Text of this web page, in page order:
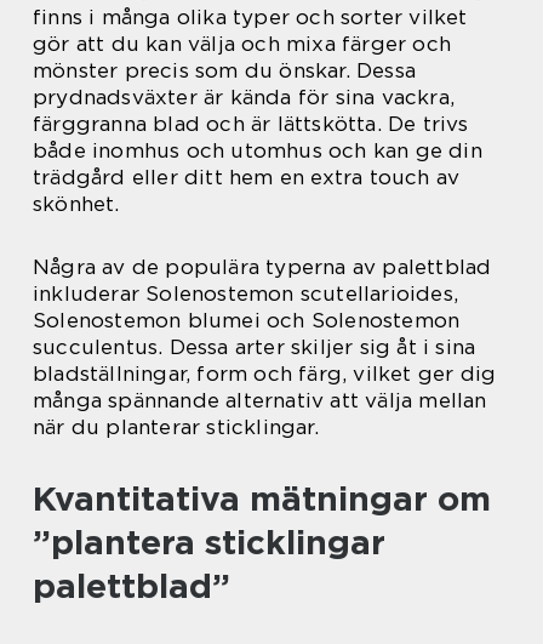
finns i många olika typer och sorter vilket
gör att du kan välja och mixa färger och
mönster precis som du önskar. Dessa
prydnadsväxter är kända för sina vackra,
färggranna blad och är lättskötta. De trivs
både inomhus och utomhus och kan ge din
trädgård eller ditt hem en extra touch av
skönhet.
Några av de populära typerna av palettblad
inkluderar Solenostemon scutellarioides,
Solenostemon blumei och Solenostemon
succulentus. Dessa arter skiljer sig åt i sina
bladställningar, form och färg, vilket ger dig
många spännande alternativ att välja mellan
när du planterar sticklingar.
Kvantitativa mätningar om
”plantera sticklingar
palettblad”